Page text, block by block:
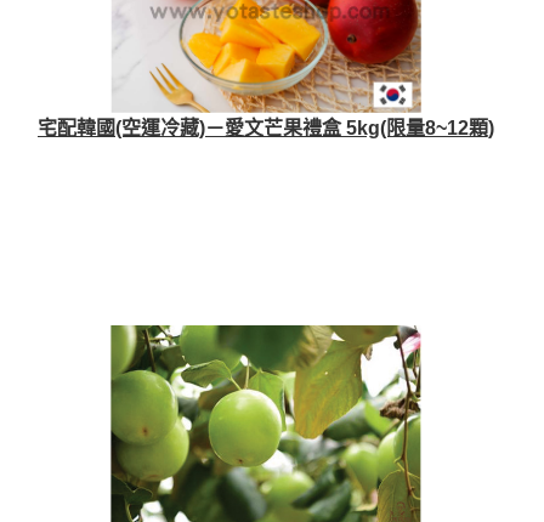
宅配韓國(空運冷藏)－愛文芒果禮盒 5kg(限量8~12顆)